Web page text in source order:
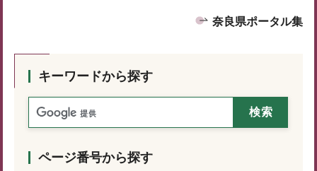
奈良県ポータル集
キーワードから探す
ページ番号から探す